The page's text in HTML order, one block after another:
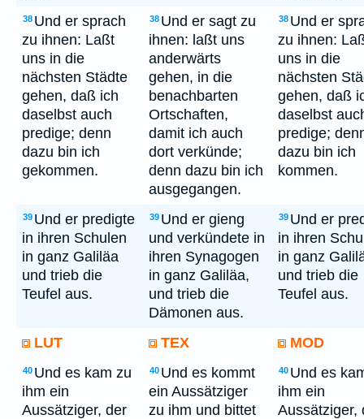
38 Und er sprach
zu ihnen: Laßt
uns in die
nächsten Städte
gehen, daß ich
daselbst auch
predige; denn
dazu bin ich
gekommen.
38 Und er sagt zu
ihnen: laßt uns
anderwärts
gehen, in die
benachbarten
Ortschaften,
damit ich auch
dort verkünde;
denn dazu bin ich
ausgegangen.
38 Und er
zu ihnen:
uns in die
nächsten
gehen, daß
daselbst
predige;
dazu bin ich
kommen.
39 Und er predigte
in ihren Schulen
in ganz Galiläa
und trieb die
Teufel aus.
39 Und er gieng
und verkündete in
ihren Synagogen
in ganz Galiläa,
und trieb die
Dämonen aus.
39 Und er
in ihren
in ganz
und trieb die
Teufel aus.
LUT TEX MOD
40 Und es kam zu
ihm ein
Aussätziger, der
40 Und es kommt
ein Aussätziger
zu ihm und bittet
40 Und es
ihm ein
Aussätziger,